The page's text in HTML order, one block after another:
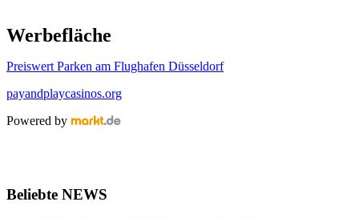
Werbefläche
Preiswert Parken am Flughafen Düsseldorf
payandplaycasinos.org
Powered by
Beliebte NEWS